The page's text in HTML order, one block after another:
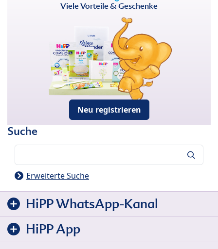
Viele Vorteile & Geschenke
Neu registrieren
Suche
Erweiterte Suche
HiPP WhatsApp-Kanal
HiPP App